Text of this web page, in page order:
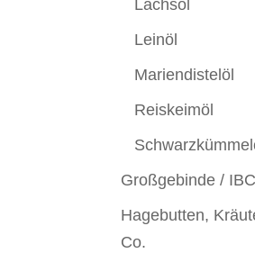
Lachsöl
Leinöl
Mariendistelöl
Reiskeimöl
Großgebinde / IBC
Hagebutten,
Co.